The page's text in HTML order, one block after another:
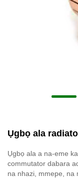
Ụgbọ ala
Ụgbọ ala a na-eme
commutator dabara
na nhazi, mmepe, na